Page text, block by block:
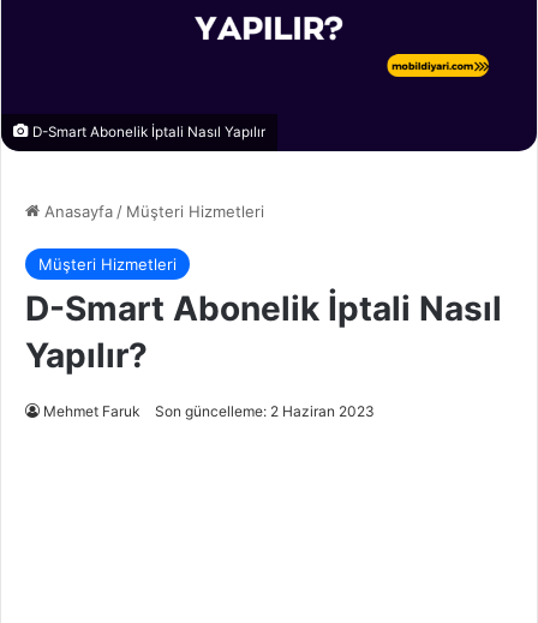
D-Smart Abonelik İptali Nasıl Yapılır
Anasayfa/ Müşteri Hizmetleri
Müşteri Hizmetleri
D-Smart Abonelik İptali Nasıl
Yapılır?
Mehmet Faruk Son güncelleme: 2 Haziran 2023